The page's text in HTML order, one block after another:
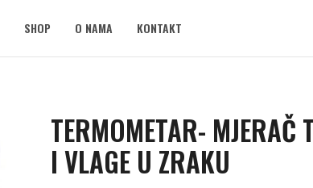
SHOP O NAMA KONTAKT
TERMOMETAR- MJERAČ
I VLAGE U ZRAKU